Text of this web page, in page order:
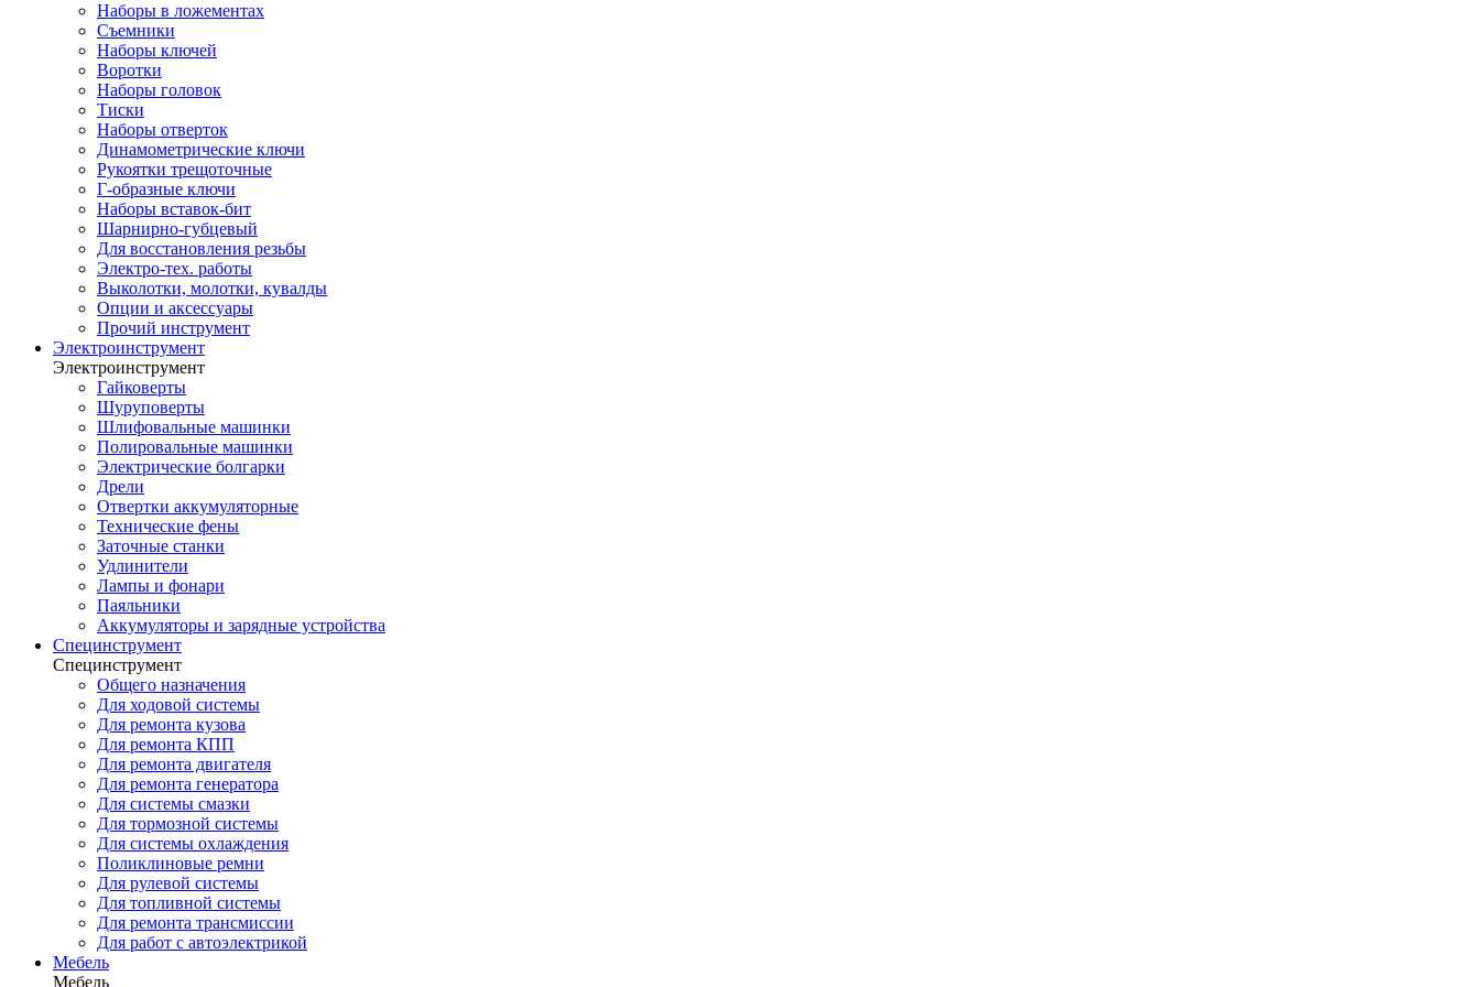
Наборы в ложементах
Съемники
Наборы ключей
Воротки
Наборы головок
Тиски
Наборы отверток
Динамометрические ключи
Рукоятки трещоточные
Г-образные ключи
Наборы вставок-бит
Шарнирно-губцевый
Для восстановления резьбы
Электро-тех. работы
Выколотки, молотки, кувалды
Опции и аксессуары
Прочий инструмент
Электроинструмент
Электроинструмент
Гайковерты
Шуруповерты
Шлифовальные машинки
Полировальные машинки
Электрические болгарки
Дрели
Отвертки аккумуляторные
Технические фены
Заточные станки
Удлинители
Лампы и фонари
Паяльники
Аккумуляторы и зарядные устройства
Специнструмент
Специнструмент
Общего назначения
Для ходовой системы
Для ремонта кузова
Для ремонта КПП
Для ремонта двигателя
Для ремонта генератора
Для системы смазки
Для тормозной системы
Для системы охлаждения
Поликлиновые ремни
Для рулевой системы
Для топливной системы
Для ремонта трансмиссии
Для работ с автоэлектрикой
Мебель
Мебель